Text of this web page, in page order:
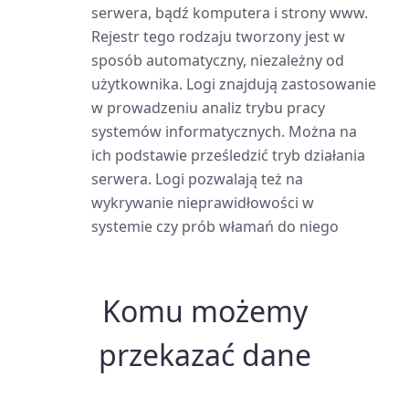
serwera, bądź komputera i strony www.
Rejestr tego rodzaju tworzony jest w
sposób automatyczny, niezależny od
użytkownika. Logi znajdują zastosowanie
w prowadzeniu analiz trybu pracy
systemów informatycznych. Można na
ich podstawie prześledzić tryb działania
serwera. Logi pozwalają też na
wykrywanie nieprawidłowości w
systemie czy prób włamań do niego
Komu możemy
przekazać dane